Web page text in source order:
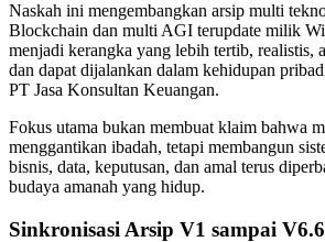
Naskah ini mengembangkan arsip multi
Blockchain dan multi AGI terupdate milik
menjadi kerangka yang lebih tertib, realistis,
dan dapat dijalankan dalam kehidupan
PT Jasa Konsultan Keuangan.
Fokus utama bukan membuat klaim bahwa
menggantikan ibadah, tetapi membangun
bisnis, data, keputusan, dan amal terus
budaya amanah yang hidup.
Sinkronisasi Arsip V1 sampai V6.6